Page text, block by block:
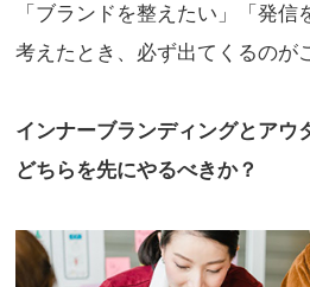
「ブランドを整えたい」「発
考えたとき、必ず出てくるのが
インナーブランディングとアウ
どちらを先にやるべきか？